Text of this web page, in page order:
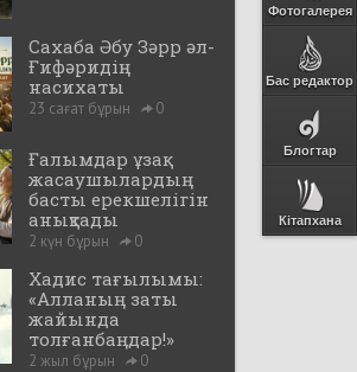
Фотогалерея
Бас редактор
Блогтар
Кітапхана
Сахаба Әбу Зәрр әл-
Ғифәридің
насихаты
23 сағат бұрын 0
Ғалымдар ұзақ
жасаушылардың
басты ерекшелігін
анықтады
2 күн бұрын 0
Хадис тағылымы:
«Алланың заты
жайында
толғанбаңдар!»
2 жыл бұрын 0